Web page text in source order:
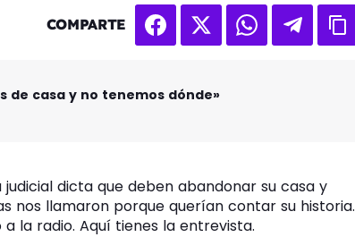
COMPARTE
de casa y no tenemos dónde»
judicial dicta que deben abandonar su casa y
nos llamaron porque querían contar su historia.
la radio. Aquí tienes la entrevista.